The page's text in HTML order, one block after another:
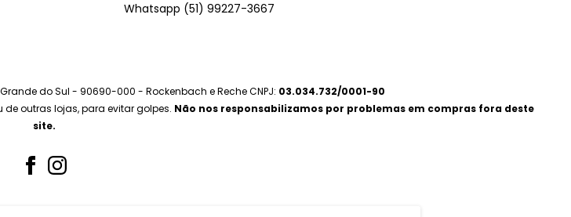
Whatsapp (51) 99227-3667
do Sul - 90690-000 - Rockenbach e Reche CNPJ: 03.034.732/0001-90
outras lojas, para evitar golpes. Não nos responsabilizamos por problemas em compras fora deste
site.